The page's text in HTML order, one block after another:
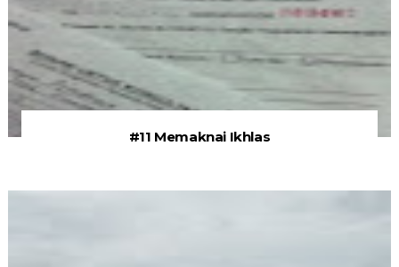
#11 Memaknai Ikhlas